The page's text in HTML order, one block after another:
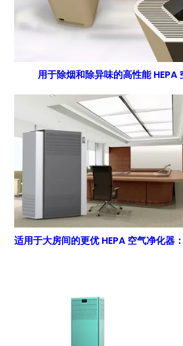
用于除烟和除异味的高性能 HEPA